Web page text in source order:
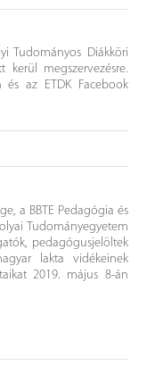
Tudományos Diákköri
kerül megszervezésre.
és az ETDK Facebook
a BBTE Pedagógia és
Tudományegyetem
pedagógusjelöltek
lakta vidékeinek
2019. május 8-án